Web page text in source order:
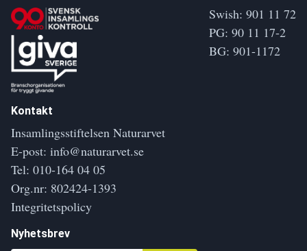
Swish: 901 11 72
PG: 90 11 17-2
BG: 901-1172
Kontakt
Insamlingsstiftelsen Naturarvet
E-post: info@naturarvet.se
Tel: 010-164 04 05
Org.nr: 802424-1393
Integritetspolicy
Nyhetsbrev